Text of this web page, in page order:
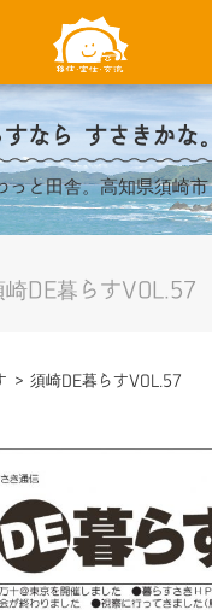
なら すさきかな。
っと田舎。高知県須崎市
崎DE暮らすVOL.57
> 須崎DE暮らすVOL.57